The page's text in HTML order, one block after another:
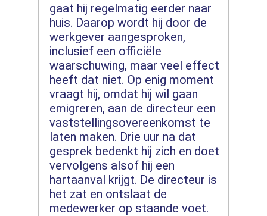
gaat hij regelmatig eerder naar
huis. Daarop wordt hij door de
werkgever aangesproken,
inclusief een officiële
waarschuwing, maar veel effect
heeft dat niet. Op enig moment
vraagt hij, omdat hij wil gaan
emigreren, aan de directeur een
vaststellingsovereenkomst te
laten maken. Drie uur na dat
gesprek bedenkt hij zich en doet
vervolgens alsof hij een
hartaanval krijgt. De directeur is
het zat en ontslaat de
medewerker op staande voet.